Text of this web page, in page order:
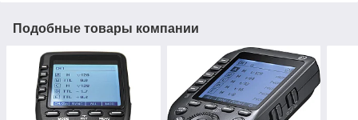
Подобные товары компании